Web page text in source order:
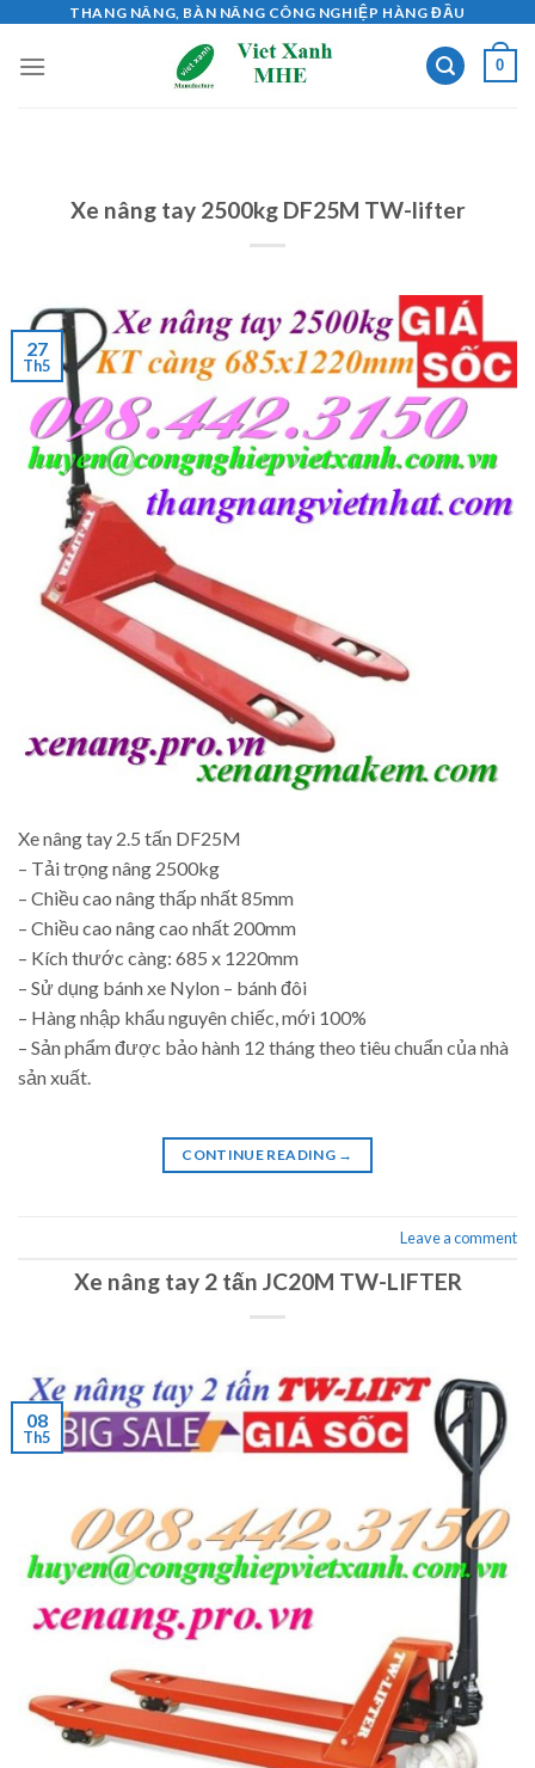
content
THANG NÂNG, BÀN NÂNG CÔNG NGHIỆP HÀNG ĐẦU
0
Xe nâng tay 2500kg DF25M TW-lifter
27
Th5
Xe nâng tay 2.5 tấn DF25M
– Tải trọng nâng 2500kg
– Chiều cao nâng thấp nhất 85mm
– Chiều cao nâng cao nhất 200mm
– Kích thước càng: 685 x 1220mm
– Sử dụng bánh xe Nylon – bánh đôi
– Hàng nhập khẩu nguyên chiếc, mới 100%
– Sản phẩm được bảo hành 12 tháng theo tiêu chuẩn của nhà
sản xuất.
CONTINUE READING →
Leave a comment
Xe nâng tay 2 tấn JC20M TW-LIFTER
08
Th5